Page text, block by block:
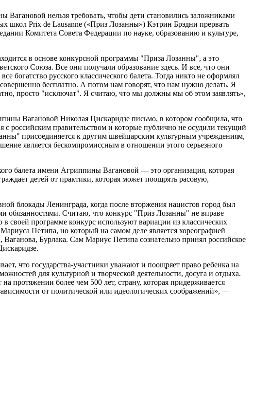
Вагановой нельзя требовать, чтобы дети становились заложниками
школ Prix de Lausanne («Приз Лозанны») Кэтрин Брэдни прервать
Комитета Совета Федерации по науке, образованию и культуре,
в основе конкурсной программы "Приза Лозанны", а это
Союза. Все они получали образование здесь. И все, что они
богатство русского классического балета. Тогда никто не оформлял
бесплатно. А потом нам говорят, что нам нужно делать. Я
просто "исключат". Я считаю, что мы должны мы об этом заявлять»,
Вагановой Николая Цискаридзе письмо, в котором сообщила, что
российским правительством и которые публично не осудили текущий
присоединяется к другим швейцарским культурным учреждениям,
является бескомпромиссным в отношении этого серьезного
балета имени Агриппины Вагановой — это организация, которая
детей от практики, которая может поощрять расовую,
блокады Ленинграда, когда после вторжения нацистов город был
обязанностями. Считаю, что конкурс "Приз Лозанны" не вправе
своей программе конкурс используют вариации из классических
Петипа, но который на самом деле является хореографией
Бурлака. Сам Мариус Петипа сознательно принял российское
что государства-участники уважают и поощряет право ребенка на
для культурной и творческой деятельности, досуга и отдыха.
протяжении более чем 500 лет, страну, которая придерживается
от политической или идеологических соображений», —